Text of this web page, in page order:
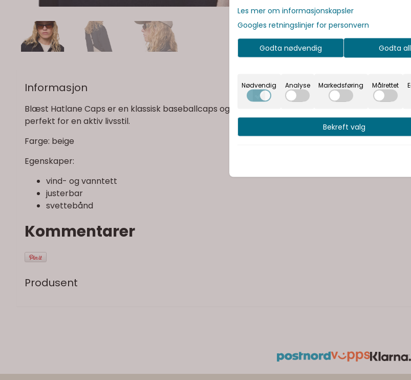
Informasjon
Blæst Hatlane Caps er en klassisk baseballcaps og gjør ditt klesskap komplett. Hatlane har et
perfekt for en aktiv livsstil.
Farge: beige
Egenskaper:
vind- og vanntett
justerbar
svettebånd
Kommentarer
Produsent
Les mer om informasjonskapsler
Googles retningslinjer for personvern
Godta nødvendig Godta
Nødvendig Analyse Markedsføring Målrettet
Bekreft valg